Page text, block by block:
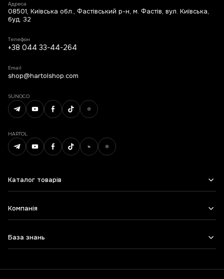
Адреса
08501, Київська обл., Фастівський р-н, м. Фастів, вул. Київська,
буд. 32
Телефон
+38 044 33-44-264
Email
shop@hartolshop.com
SUNOCO
HARTOL
Каталог товарів
Компанія
База знань